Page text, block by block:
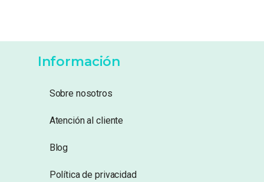
Información
Sobre nosotros
Atención al cliente
Blog
Política de privacidad